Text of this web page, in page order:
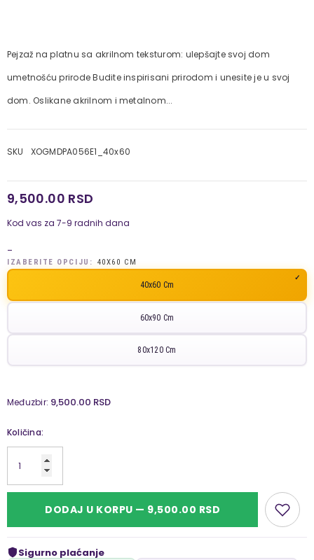
Pejzaž na platnu sa akrilnom teksturom: ulepšajte svoj dom
umetnošću prirode Budite inspirisani prirodom i unesite je u svoj
dom. Oslikane akrilnom i metalnom...
SKU XOGMDPA056E1_40x60
9,500.00 RSD
Kod vas za 7-9 radnih dana
IZABERITE OPCIJU: 40X60 CM
40x60 Cm
60x90 Cm
80x120 Cm
Međuzbir: 9,500.00 RSD
Količina:
DODAJ U KORPU — 9,500.00 RSD
Sigurno plaćanje